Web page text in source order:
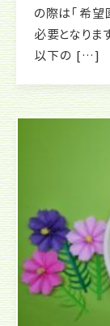
の際は「希
必要となり
以下の […]